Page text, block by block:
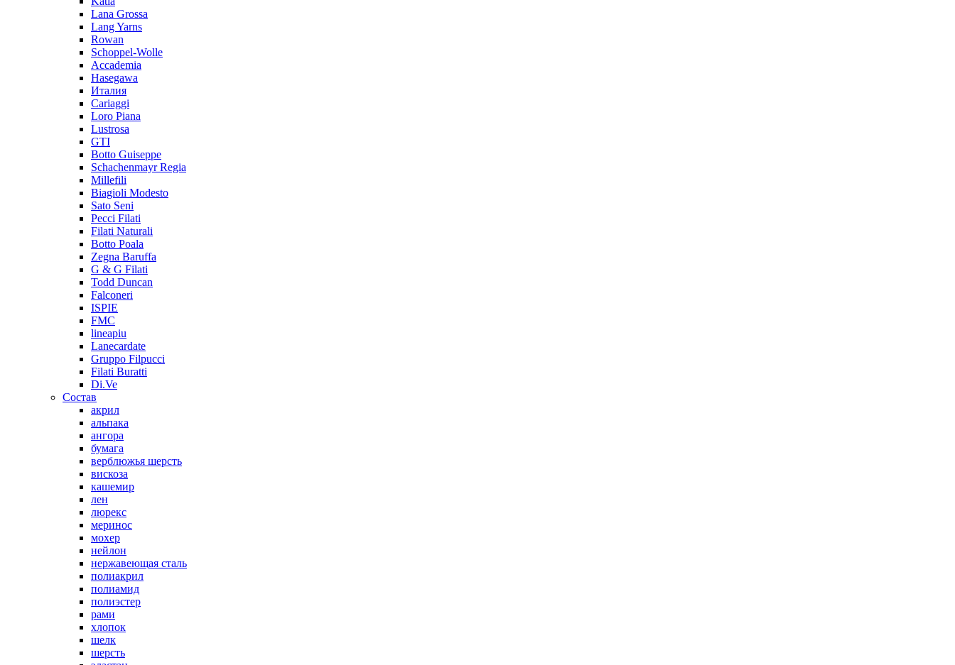
Lana Grossa
Lang Yarns
Rowan
Schoppel-Wolle
Accademia
Hasegawa
Италия
Cariaggi
Loro Piana
Lustrosa
GTI
Botto Guiseppe
Schachenmayr Regia
Millefili
Biagioli Modesto
Sato Seni
Pecci Filati
Filati Naturali
Botto Poala
Zegna Baruffa
G & G Filati
Todd Duncan
Falconeri
ISPIE
FMC
lineapiu
Lanecardate
Gruppo Filpucci
Filati Buratti
Di.Ve
Состав
акрил
альпака
ангора
бумага
верблюжья шерсть
вискоза
кашемир
лен
люрекс
меринос
мохер
нейлон
нержавеющая сталь
полиакрил
полиамид
полиэстер
рами
хлопок
шелк
шерсть